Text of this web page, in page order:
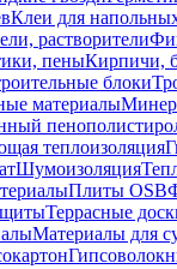
Клеи для
растворители
пеныКирпичи,
блоки
материалы
теплоизоляция
Шумоизоляция
Плиты OSB
Террасные
Материалы для